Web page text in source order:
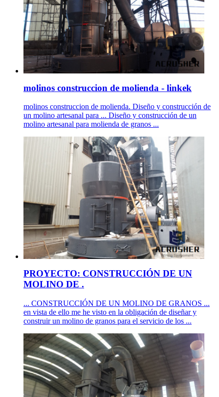
molinos construccion de molienda - linkek
molinos construccion de molienda. Diseño y construcción de
un molino artesanal para ... Diseño y construcción de un
molino artesanal para molienda de granos ...
PROYECTO: CONSTRUCCIÓN DE UN
MOLINO DE .
... CONSTRUCCIÓN DE UN MOLINO DE GRANOS ...
en vista de ello me he visto en la obligación de diseñar y
construir un molino de granos para el servicio de los ...